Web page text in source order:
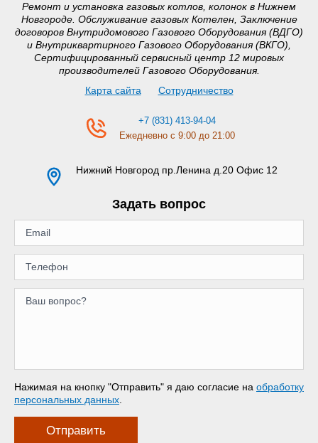
Ремонт и установка газовых котлов, колонок в Нижнем
Новгороде. Обслуживание газовых Котелен, Заключение
договоров Внутридомового Газового Оборудования (ВДГО)
и Внутриквартирного Газового Оборудования (ВКГО),
Сертифицированный сервисный центр 12 мировых
производителей Газового Оборудования.
Карта сайта
Сотрудничество
+7 (831) 413-94-04
Ежедневно с 9:00 до 21:00
Нижний Новгород пр.Ленина д.20 Офис 12
Задать вопрос
Нажимая на кнопку "Отправить" я даю согласие на обработку
персональных данных.
Отправить